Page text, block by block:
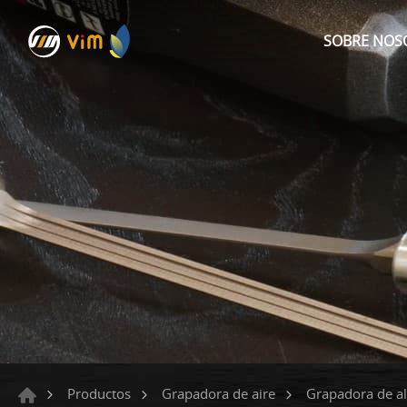
SOBRE
Productos Grapadora de aire Grapadora de